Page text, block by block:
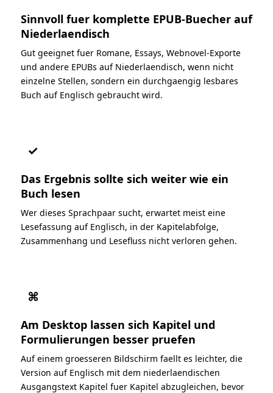
Sinnvoll fuer komplette EPUB-Buecher auf
Niederlaendisch
Gut geeignet fuer Romane, Essays, Webnovel-Exporte
und andere EPUBs auf Niederlaendisch, wenn nicht
einzelne Stellen, sondern ein durchgaengig lesbares
Buch auf Englisch gebraucht wird.
✓
Das Ergebnis sollte sich weiter wie ein
Buch lesen
Wer dieses Sprachpaar sucht, erwartet meist eine
Lesefassung auf Englisch, in der Kapitelabfolge,
Zusammenhang und Lesefluss nicht verloren gehen.
⌘
Am Desktop lassen sich Kapitel und
Formulierungen besser pruefen
Auf einem groesseren Bildschirm faellt es leichter, die
Version auf Englisch mit dem niederlaendischen
Ausgangstext Kapitel fuer Kapitel abzugleichen, bevor